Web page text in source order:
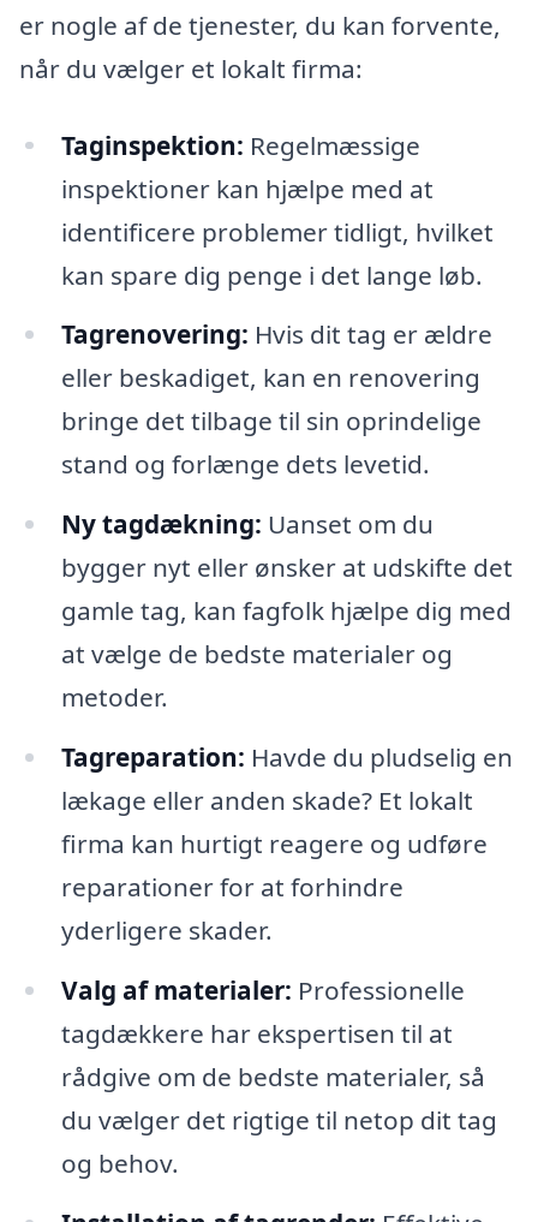
er nogle af de tjenester, du kan forvente,
når du vælger et lokalt firma:
Taginspektion: Regelmæssige
inspektioner kan hjælpe med at
identificere problemer tidligt, hvilket
kan spare dig penge i det lange løb.
Tagrenovering: Hvis dit tag er ældre
eller beskadiget, kan en renovering
bringe det tilbage til sin oprindelige
stand og forlænge dets levetid.
Ny tagdækning: Uanset om du
bygger nyt eller ønsker at udskifte det
gamle tag, kan fagfolk hjælpe dig med
at vælge de bedste materialer og
metoder.
Tagreparation: Havde du pludselig en
lækage eller anden skade? Et lokalt
firma kan hurtigt reagere og udføre
reparationer for at forhindre
yderligere skader.
Valg af materialer: Professionelle
tagdækkere har ekspertisen til at
rådgive om de bedste materialer, så
du vælger det rigtige til netop dit tag
og behov.